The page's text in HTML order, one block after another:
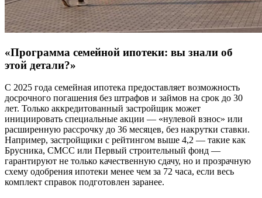
«Программа семейной ипотеки: вы знали об
этой детали?»
С 2025 года семейная ипотека предоставляет возможность
досрочного погашения без штрафов и займов на срок до 30
лет. Только аккредитованный застройщик может
инициировать специальные акции — «нулевой взнос» или
расширенную рассрочку до 36 месяцев, без накрутки ставки.
Например, застройщики с рейтингом выше 4,2 — такие как
Брусника, СМСС или Первый строительный фонд —
гарантируют не только качественную сдачу, но и прозрачную
схему одобрения ипотеки менее чем за 72 часа, если весь
комплект справок подготовлен заранее.